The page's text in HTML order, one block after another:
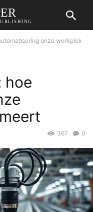
onze werkplek
hoe
0
367